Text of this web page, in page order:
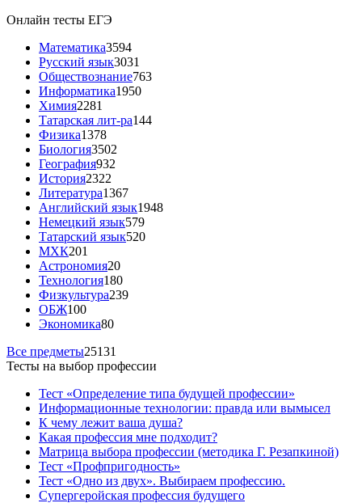
Онлайн тесты ЕГЭ
Математика3594
Русский язык3031
Обществознание763
Информатика1950
Химия2281
Татарская лит-ра144
Физика1378
Биология3502
География932
История2322
Литература1367
Английский язык1948
Немецкий язык579
Татарский язык520
МХК201
Астрономия20
Технология180
Физкультура239
ОБЖ100
Экономика80
Все предметы25131
Тесты на выбор профессии
Тест «Определение типа будущей профессии»
Информационные технологии: правда или вымысел
К чему лежит ваша душа?
Какая профессия мне подходит?
Матрица выбора профессии (методика Г. Резапкиной)
Тест «Профпригодность»
Тест «Одно из двух». Выбираем профессию.
Супергеройская профессия будущего